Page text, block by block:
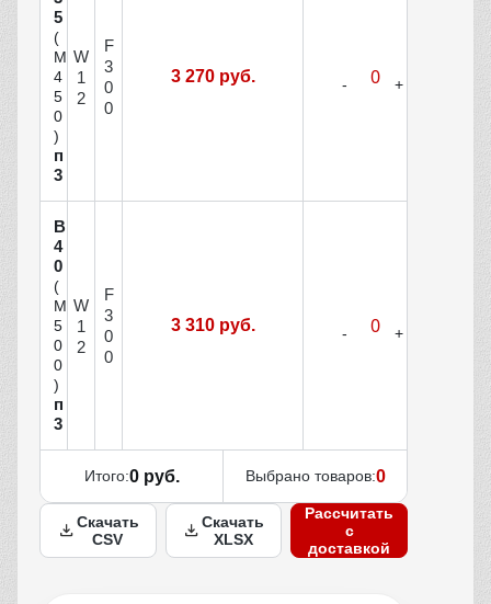
5
(
М
4
5
0
)
п
3
W
1
2
F
3
0
0
3 270 руб.
В
4
0
(
М
5
0
0
)
п
3
W
1
2
F
3
0
0
3 310 руб.
Итого:0 руб. Выбрано товаров:0
Скачать
CSV
Скачать
XLSX
Рассчитать
с
доставкой